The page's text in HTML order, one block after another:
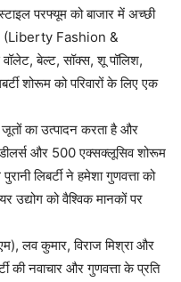
परफ्यूम को बाजार में अच्छी
(Liberty Fashion &
बेल्ट, सॉक्स, शू पॉलिश,
शोरूम को परिवारों के लिए एक
का उत्पादन करता है और
और 500 एक्सक्लूसिव शोरूम
लिबर्टी ने हमेशा गुणवत्ता को
उद्योग को वैश्विक मानकों पर
लव कुमार, विराज मिश्रा और
नवाचार और गुणवत्ता के प्रति